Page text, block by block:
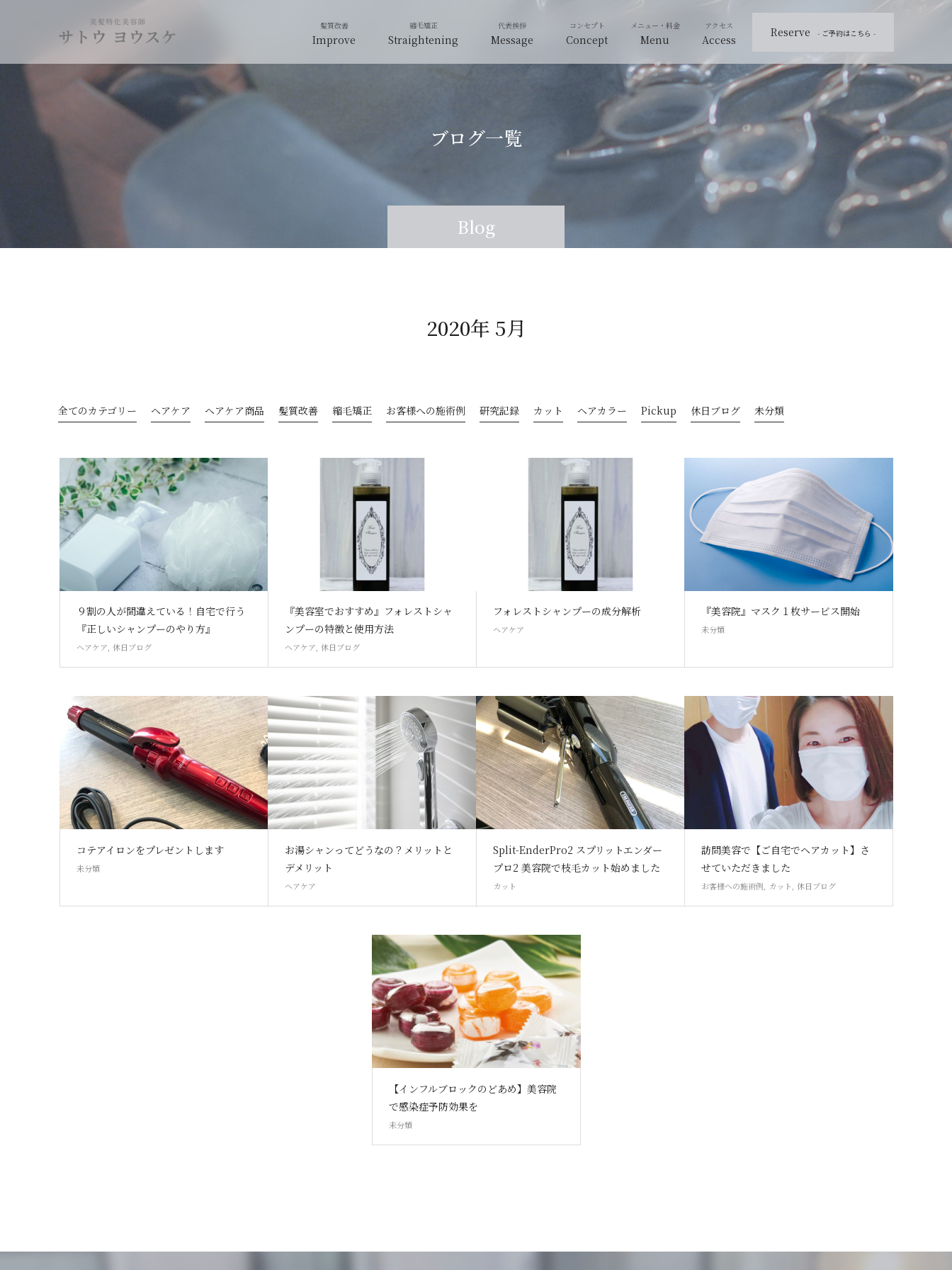
Improve Straightening Message Concept Menu Access
Reserve - ご予約はこちら -
Blog
ブログ一覧
2020年 5月
全てのカテゴリー ヘアケア ヘアケア商品 髪質改善 縮毛矯正 お客様への施術例 研究記録 カット ヘアカラー Pickup 休日ブログ 未分類
９割の人が間違えている！自宅で行う
『正しいシャンプーのやり方』
ヘアケア, 休日ブログ
『美容室でおすすめ』フォレストシャ
ンプーの特徴と使用方法
ヘアケア, 休日ブログ
フォレストシャンプーの成分解析
ヘアケア
『美容院』マスク１枚サービス開始
未分類
コテアイロンをプレゼントします
未分類
お湯シャンってどうなの？メリットと
デメリット
ヘアケア
Split-EnderPro2 スプリットエンダー
プロ2 美容院で枝毛カット始めました
カット
訪問美容で【ご自宅でヘアカット】さ
せていただきました
お客様への施術例 カット 休日ブログ
【インフルブロックのどあめ】美容院
で感染症予防効果を
未分類